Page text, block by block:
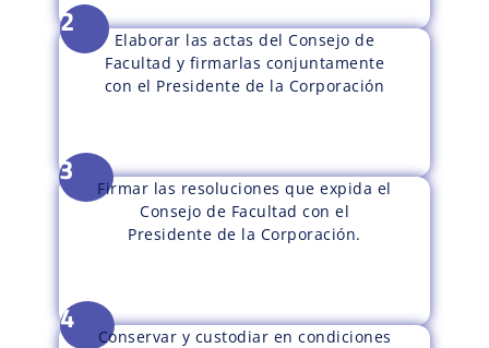
2
Elaborar las actas del Consejo de
Facultad y firmarlas conjuntamente
con el Presidente de la Corporación
3
Firmar las resoluciones que expida el
Consejo de Facultad con el
Presidente de la Corporación.
4
Conservar y custodiar en condiciones